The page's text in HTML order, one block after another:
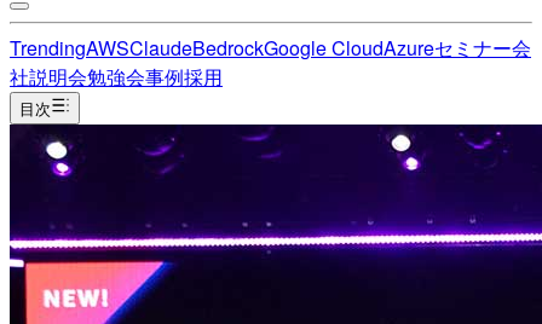
TrendingAWSClaudeBedrockGoogle CloudAzureセミナー会
社説明会勉強会事例採用
目次